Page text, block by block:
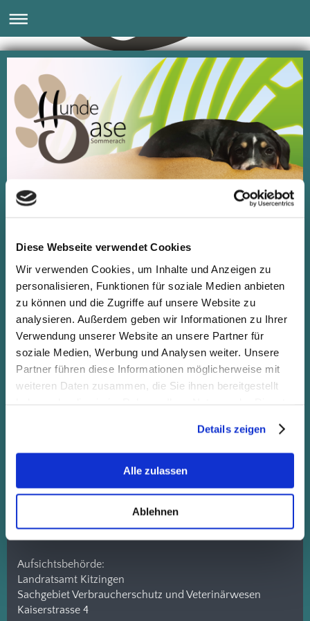
Diese Webseite verwendet Cookies
Wir verwenden Cookies, um Inhalte und Anzeigen zu
personalisieren, Funktionen für soziale Medien anbieten
zu können und die Zugriffe auf unsere Website zu
analysieren. Außerdem geben wir Informationen zu Ihrer
Verwendung unserer Website an unsere Partner für
soziale Medien, Werbung und Analysen weiter. Unsere
Partner führen diese Informationen möglicherweise mit
weiteren Daten zusammen, die Sie ihnen bereitgestellt
Details zeigen
Alle zulassen
Ablehnen
Impressum
Verantwortlich:
Hundeoase Sommerach
-Einzelunternehmen-
Vertreten durch:
Stephan Heinlein
Schwarzacher Strasse
Steueridentifikationsnummer: 93 621 488 706
Steuernummer: 227/227/00973
Aufsichtsbehörde:
Landratsamt Kitzingen
Sachgebiet Verbraucherschutz und Veterinärwesen
Kaiserstrasse 4